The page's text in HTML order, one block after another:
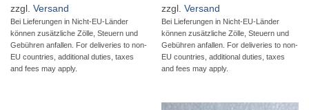
zzgl. Versand
Bei Lieferungen in Nicht-EU-Länder
können zusätzliche Zölle, Steuern und
Gebühren anfallen. For deliveries to non-
EU countries, additional duties, taxes
and fees may apply.
zzgl. Versand
Bei Lieferungen in Nicht-EU-Länder
können zusätzliche Zölle, Steuern und
Gebühren anfallen. For deliveries to non-
EU countries, additional duties, taxes
and fees may apply.